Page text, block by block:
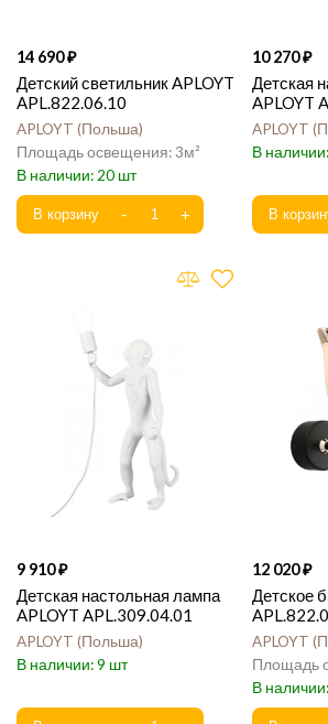
14 690
Детский светильник APLOYT
APL.822.06.10
APLOYT Польша
3
20
10 270
Детская
APLOYT
APLOYT
9 910
Детская настольная лампа
APLOYT APL.309.04.01
APLOYT Польша
9
12 020
Детское
APLOYT